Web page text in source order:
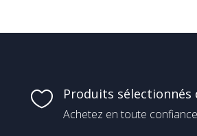
 Produits sélectionnés
Achetez en toute confiance